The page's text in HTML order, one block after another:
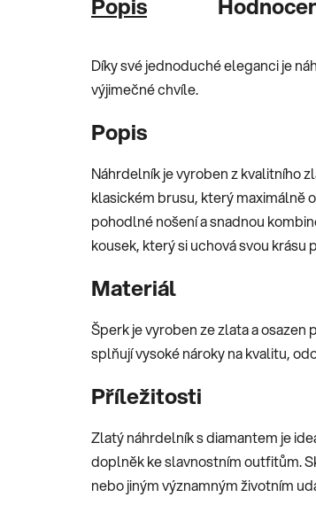
Popis
Díky své jednoduché eleganci je
výjimečné chvíle.
Popis
Náhrdelník je vyroben z kvalitního
klasickém brusu, který maximálně
pohodlné nošení a snadnou
kousek, který si uchová svou krásu
Materiál
Šperk je vyroben ze zlata a
splňují vysoké nároky na kvalitu,
Příležitosti
Zlatý náhrdelník s diamantem je
doplněk ke slavnostním outfitům.
nebo jiným významným životním